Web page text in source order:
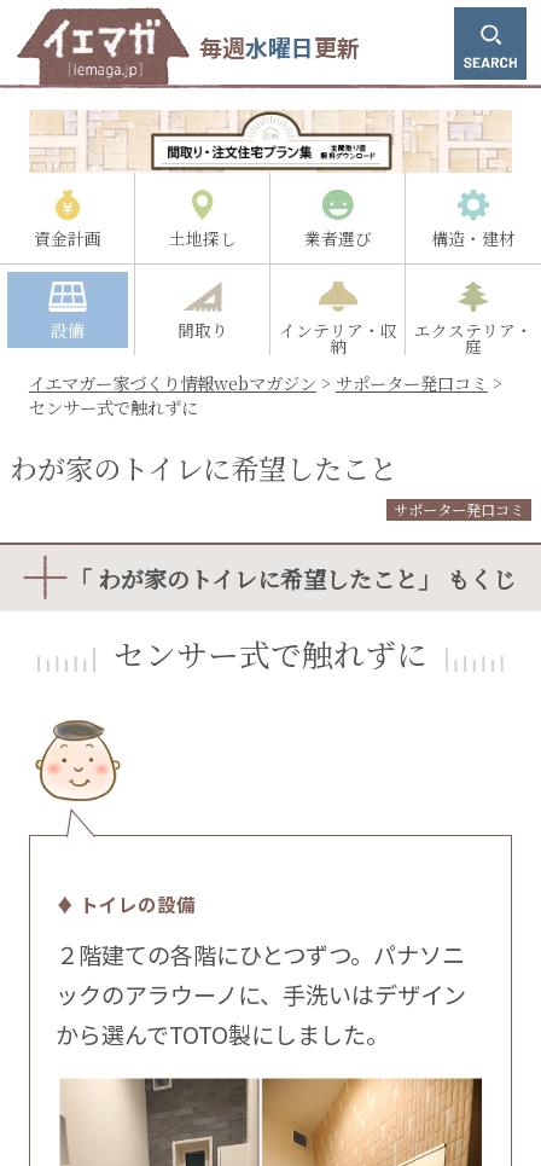
毎週水曜日更新
資金計画 土地探し 業者選び 構造・建材
設備 間取り インテリア・収
納
エクステリア・
庭
イエマガー家づくり情報webマガジン > サポーター発口コミ >
センサー式で触れずに
わが家のトイレに希望したこと
サポーター発口コミ
「 わが家のトイレに希望したこと」 もくじ
センサー式で触れずに
♦ トイレの設備
２階建ての各階にひとつずつ。パナソニ
ックのアラウーノに、手洗いはデザイン
から選んでTOTO製にしました。